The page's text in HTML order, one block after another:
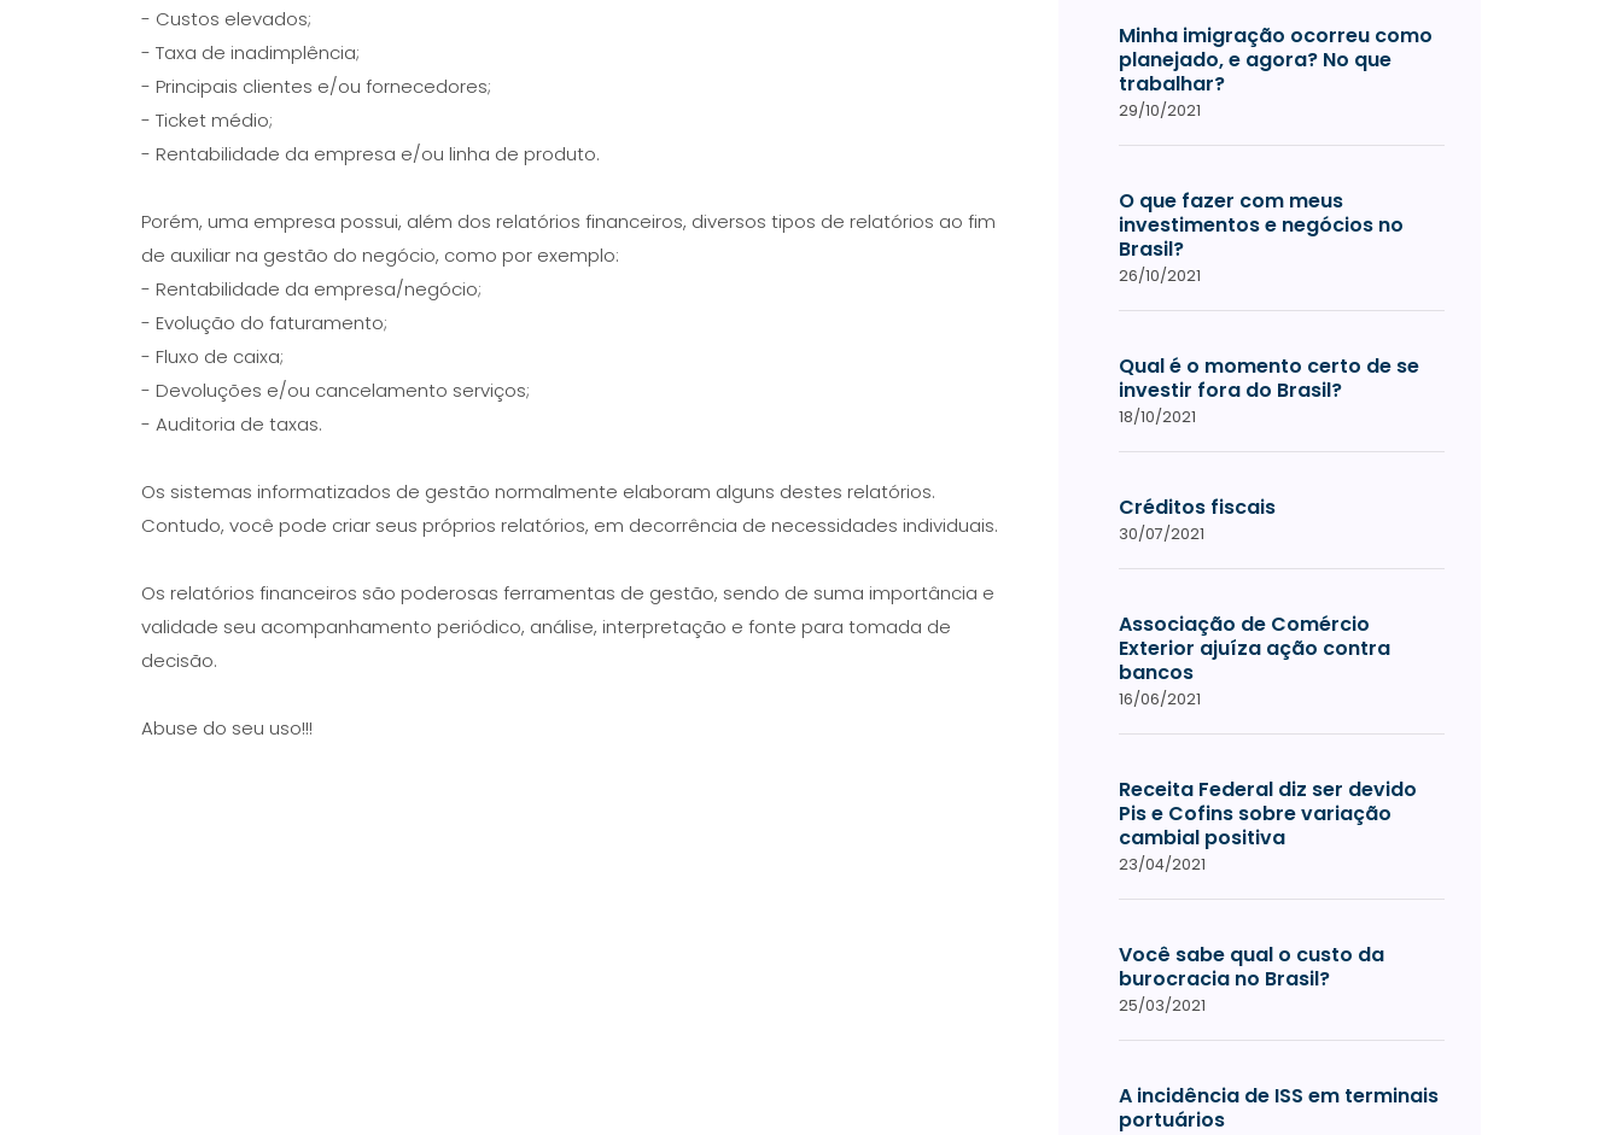
- Custos elevados;
- Taxa de inadimplência;
- Principais clientes e/ou fornecedores;
- Ticket médio;
- Rentabilidade da empresa e/ou linha de produto.
Porém, uma empresa possui, além dos relatórios financeiros, diversos tipos de relatórios ao fim
de auxiliar na gestão do negócio, como por exemplo:
- Rentabilidade da empresa/negócio;
- Evolução do faturamento;
- Fluxo de caixa;
- Devoluções e/ou cancelamento serviços;
- Auditoria de taxas.
Os sistemas informatizados de gestão normalmente elaboram alguns destes relatórios.
Contudo, você pode criar seus próprios relatórios, em decorrência de necessidades individuais.
Os relatórios financeiros são poderosas ferramentas de gestão, sendo de suma importância e
validade seu acompanhamento periódico, análise, interpretação e fonte para tomada de
decisão.
Abuse do seu uso!!!
Minha imigração ocorreu como
planejado, e agora? No que
trabalhar?
29/10/2021
O que fazer com meus
investimentos e negócios no
Brasil?
26/10/2021
Qual é o momento certo de se
investir fora do Brasil?
18/10/2021
Créditos fiscais
30/07/2021
Associação de Comércio
Exterior ajuíza ação contra
bancos
16/06/2021
Receita Federal diz ser devido
Pis e Cofins sobre variação
cambial positiva
23/04/2021
Você sabe qual o custo da
burocracia no Brasil?
25/03/2021
A incidência de ISS em terminais
portuários